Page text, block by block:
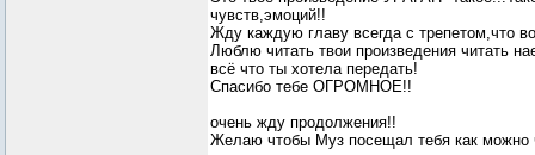
чувств,эмоций!!
Жду каждую главу всегда с трепетом,что
Люблю читать твои произведения читать
всё что ты хотела передать!
Спасибо тебе ОГРОМНОЕ!!
очень жду продолжения!!
Желаю чтобы Муз посещал тебя как можно